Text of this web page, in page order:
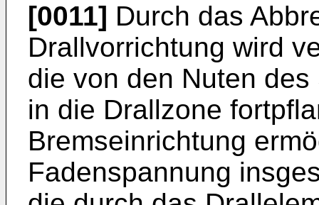
[0011] Durch das
Drallvorrichtung wird
die von den Nuten
in die Drallzone
Bremseinrichtung
Fadenspannung